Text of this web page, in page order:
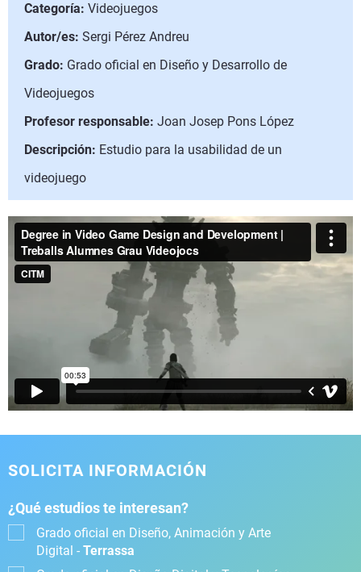
Categoría: Videojuegos
Autor/es: Sergi Pérez Andreu
Grado: Grado oficial en Diseño y Desarrollo de
Videojuegos
Profesor responsable: Joan Josep Pons López
Descripción: Estudio para la usabilidad de un
videojuego
SOLICITA INFORMACIÓN
¿Qué estudios te interesan?
Grado oficial en Diseño, Animación y Arte
Digital - Terrassa